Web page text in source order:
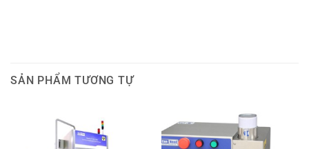
SẢN PHẨM TƯƠNG TỰ